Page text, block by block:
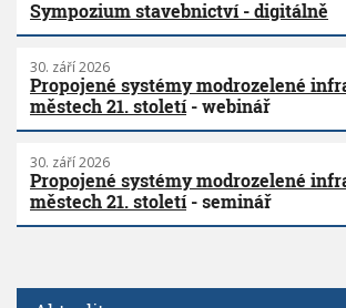
Sympozium stavebnictví - digitálně
30. září 2026
Propojené systémy modrozelené
městech 21. století- webinář
30. září 2026
Propojené systémy modrozelené
městech 21. století- seminář